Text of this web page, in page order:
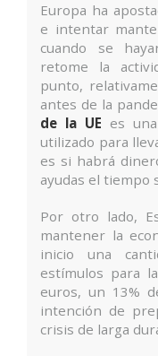
Europa ha
e intentar
cuando se
retome la
punto,
antes de la
de la UE es
utilizado para
es si habrá
ayudas el tiempo
Por otro lado,
mantener la
inicio una
estímulos para
euros, un 13%
intención de
crisis de larga